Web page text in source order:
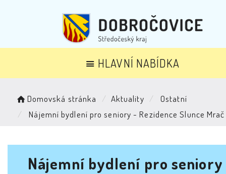
HLAVNÍ NABÍDKA
Domovská stránka Aktuality
Ostatní
Nájemní bydlení pro seniory - Rezidence Slunce Mrač
Nájemní bydlení pro